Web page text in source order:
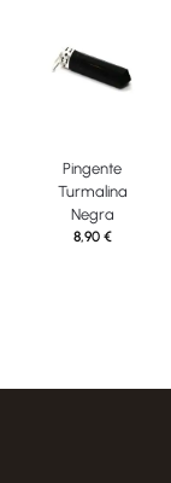
Pingente
Turmalina
Negra
8,90 €